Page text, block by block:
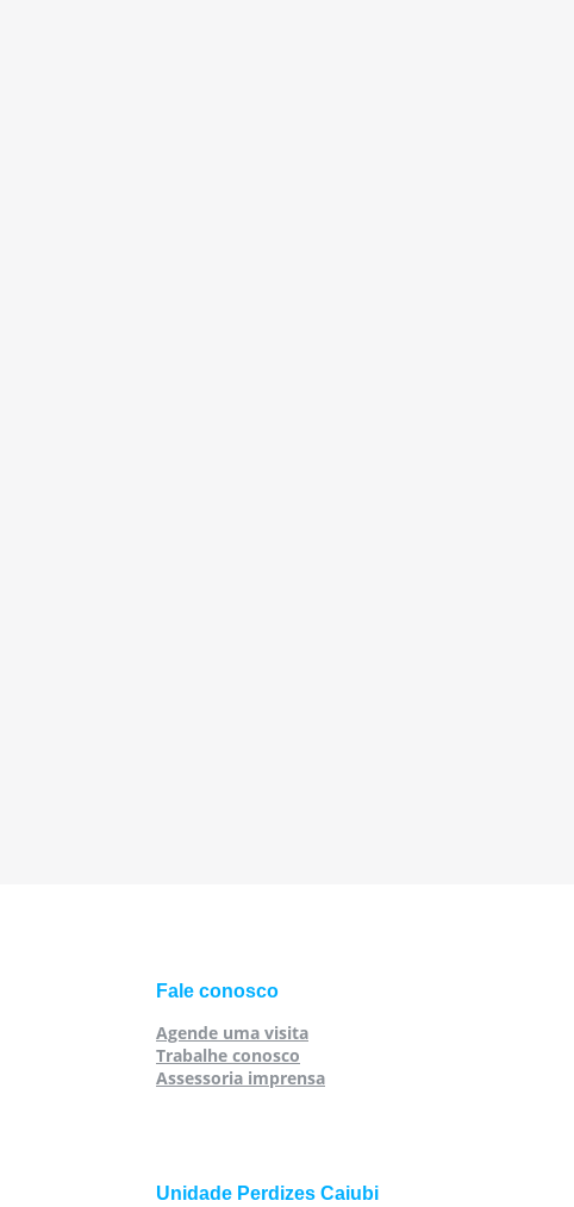
Fale conosco
Agende uma visita
Trabalhe conosco
Assessoria imprensa
Unidade Perdizes Caiubi